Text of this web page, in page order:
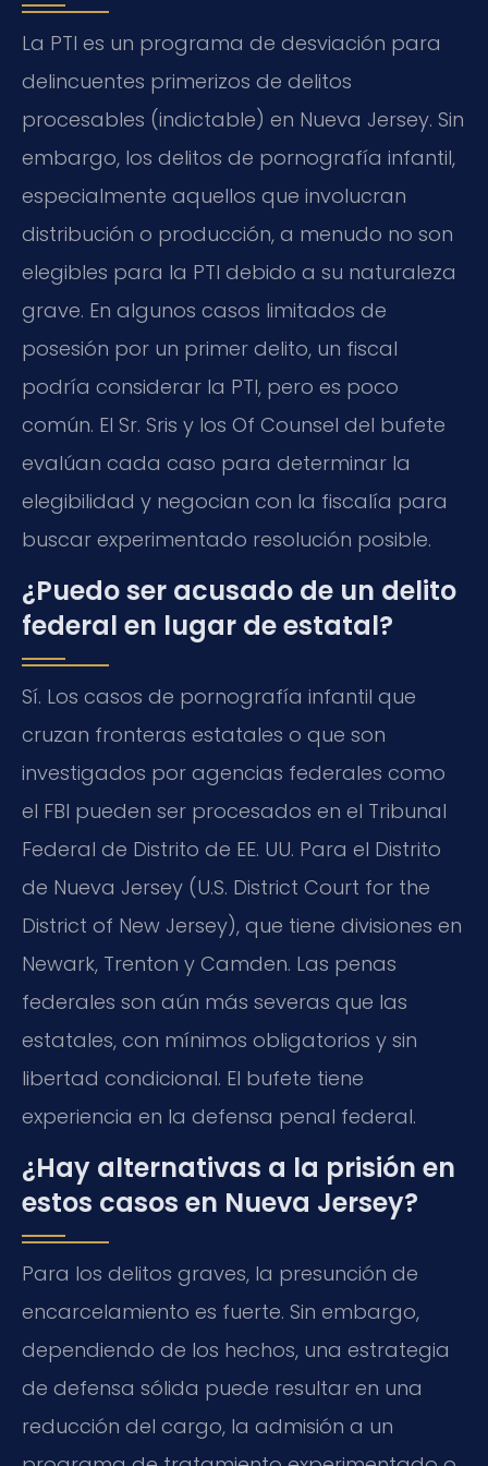
La PTI es un programa de desviación para
delincuentes primerizos de delitos
procesables (indictable) en Nueva Jersey. Sin
embargo, los delitos de pornografía infantil,
especialmente aquellos que involucran
distribución o producción, a menudo no son
elegibles para la PTI debido a su naturaleza
grave. En algunos casos limitados de
posesión por un primer delito, un fiscal
podría considerar la PTI, pero es poco
común. El Sr. Sris y los Of Counsel del bufete
evalúan cada caso para determinar la
elegibilidad y negocian con la fiscalía para
buscar experimentado resolución posible.
¿Puedo ser acusado de un delito
federal en lugar de estatal?
Sí. Los casos de pornografía infantil que
cruzan fronteras estatales o que son
investigados por agencias federales como
el FBI pueden ser procesados en el Tribunal
Federal de Distrito de EE. UU. Para el Distrito
de Nueva Jersey (U.S. District Court for the
District of New Jersey), que tiene divisiones en
Newark, Trenton y Camden. Las penas
federales son aún más severas que las
estatales, con mínimos obligatorios y sin
libertad condicional. El bufete tiene
experiencia en la defensa penal federal.
¿Hay alternativas a la prisión en
estos casos en Nueva Jersey?
Para los delitos graves, la presunción de
encarcelamiento es fuerte. Sin embargo,
dependiendo de los hechos, una estrategia
de defensa sólida puede resultar en una
reducción del cargo, la admisión a un